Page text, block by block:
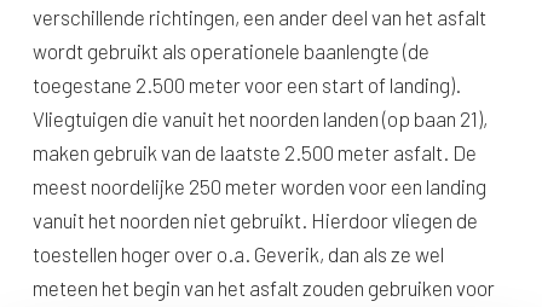
verschillende richtingen, een ander deel van het asfalt
wordt gebruikt als operationele baanlengte (de
toegestane 2.500 meter voor een start of landing).
Vliegtuigen die vanuit het noorden landen (op baan 21),
maken gebruik van de laatste 2.500 meter asfalt. De
meest noordelijke 250 meter worden voor een landing
vanuit het noorden niet gebruikt. Hierdoor vliegen de
toestellen hoger over o.a. Geverik, dan als ze wel
meteen het begin van het asfalt zouden gebruiken voor